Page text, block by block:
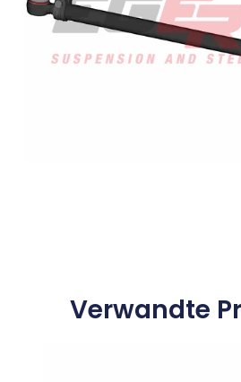
Verwandte